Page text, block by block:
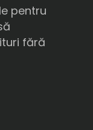
pentru
fără